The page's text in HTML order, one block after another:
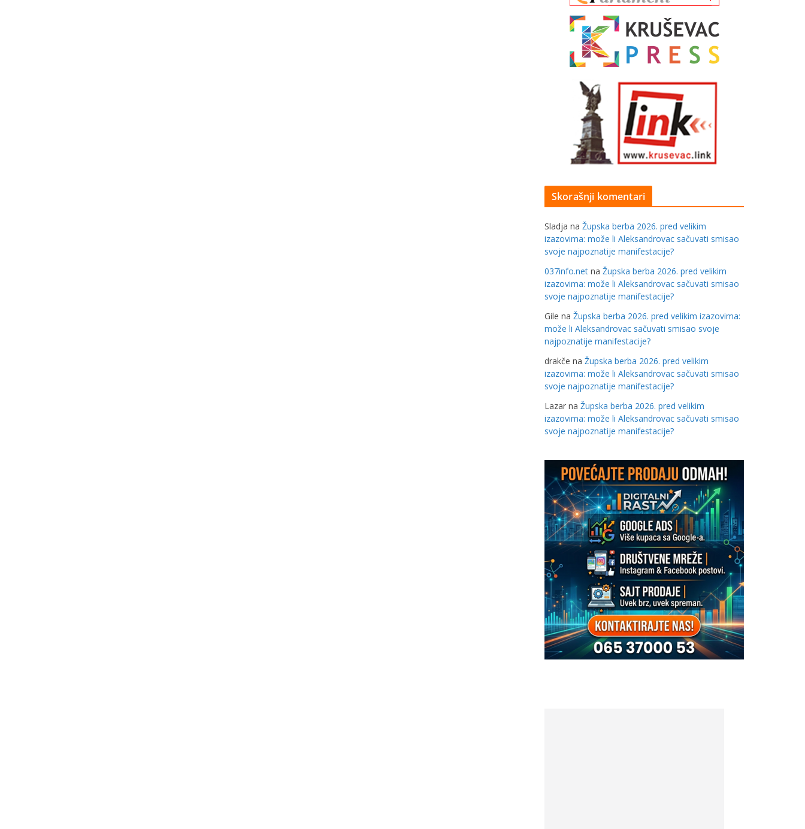
Skorašnji komentari
Sladja na Župska berba 2026. pred velikim
izazovima: može li Aleksandrovac sačuvati smisao
svoje najpoznatije manifestacije?
037info.net na Župska berba 2026. pred velikim
izazovima: može li Aleksandrovac sačuvati smisao
svoje najpoznatije manifestacije?
Gile na Župska berba 2026. pred velikim izazovima:
može li Aleksandrovac sačuvati smisao svoje
najpoznatije manifestacije?
drakče na Župska berba 2026. pred velikim
izazovima: može li Aleksandrovac sačuvati smisao
svoje najpoznatije manifestacije?
Lazar na Župska berba 2026. pred velikim
izazovima: može li Aleksandrovac sačuvati smisao
svoje najpoznatije manifestacije?